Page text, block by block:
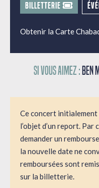
BILLETTERIE
Obtenir la Carte
Si vous aimez : Ben
Ce concert
l’objet d’un report.
demander un
la nouvelle date ne
remboursées sont
sur la billetterie.